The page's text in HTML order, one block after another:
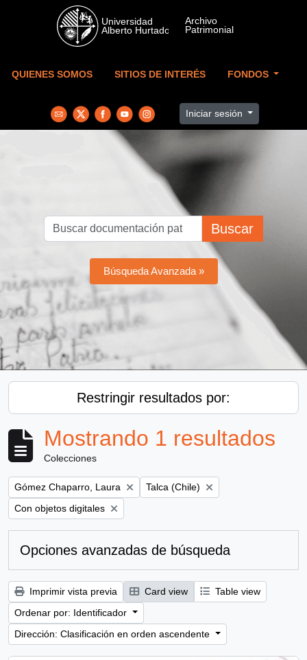
Skip to main content
QUIENES SOMOS SITIOS DE INTERÉS FONDOS
Iniciar sesión
Buscar
Búsqueda Avanzada »
Restringir resultados por:
Mostrando 1 resultados
Colecciones
Remove filter:
Gómez Chaparro, Laura Remove filter:
Talca (Chile)
Remove filter:
Con objetos digitales
Opciones avanzadas de búsqueda
Imprimir vista previa Card view
Table view
Ordenar por: Identificador
Dirección: Clasificación en orden ascendente